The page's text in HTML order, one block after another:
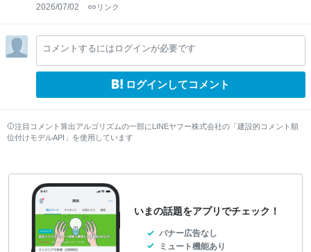
2026/07/02 リンク
コメントするにはログインが必要です
ログインしてコメント
注目コメント算出アルゴリズムの一部にLINEヤフー株式会社の「建設的コメント順
位付けモデルAPI」を使用しています
いまの話題をアプリでチェック！
バナー広告なし
ミュート機能あり